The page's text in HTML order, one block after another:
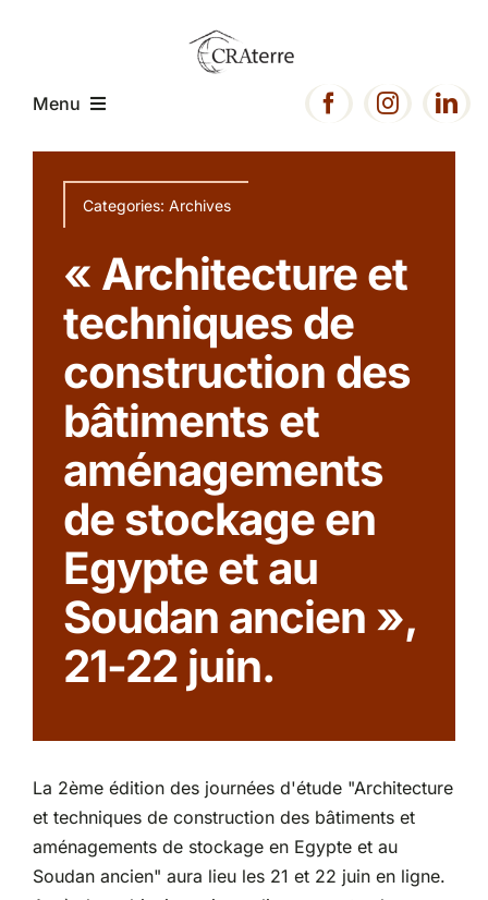
Menu
Accueil
Présentation
Expertise
Ressources
Partenariats
Categories: Archives
« Architecture et
techniques de
construction des
bâtiments et
aménagements
de stockage en
Egypte et au
Soudan ancien »,
21-22 juin.
La 2ème édition des journées d'étude "Architecture
et techniques de construction des bâtiments et
aménagements de stockage en Egypte et au
Soudan ancien" aura lieu les 21 et 22 juin en ligne.